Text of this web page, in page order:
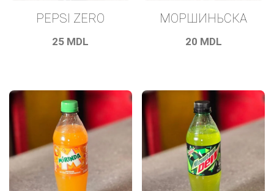
PEPSI ZERO
25 MDL
МОРШИНЬСКА
20 MDL